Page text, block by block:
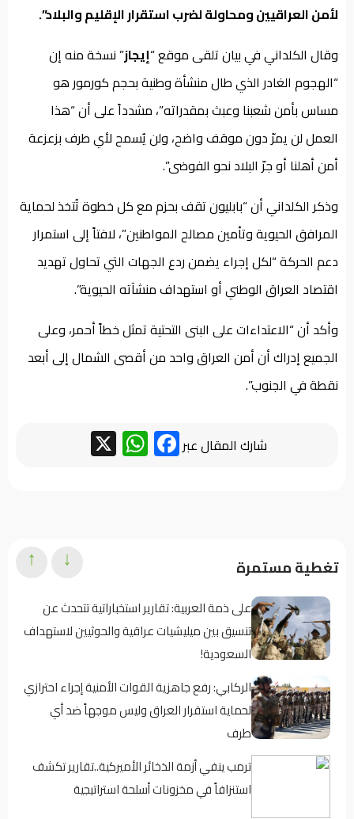
لأمن العراقيين ومحاولة لضرب استقرار الإقليم والبلاد”.
وقال الكلداني في بيان تلقى موقع “إيجاز” نسخة منه إن
“الهجوم الغادر الذي طال منشأة وطنية بحجم كورمور هو
مساس بأمن شعبنا وعبث بمقدراته”، مشدداً على أن “هذا
العمل لن يمرّ دون موقف واضح، ولن يُسمح لأي طرف بزعزعة
أمن أهلنا أو جرّ البلاد نحو الفوضى”.
وذكر الكلداني أن “بابليون تقف بحزم مع كل خطوة تُتخذ لحماية
المرافق الحيوية وتأمين مصالح المواطنين”، لافتاً إلى استمرار
دعم الحركة “لكل إجراء يضمن ردع الجهات التي تحاول تهديد
اقتصاد العراق الوطني أو استهداف منشآته الحيوية”.
وأكد أن “الاعتداءات على البنى التحتية تمثل خطاً أحمر، وعلى
الجميع إدراك أن أمن العراق واحد من أقصى الشمال إلى أبعد
نقطة في الجنوب”.
شارك المقال عبر Facebook
WhatsApp
تغطية مستمرة
على ذمة العربية: تقارير استخباراتية تتحدث عن
تنسيق بين ميليشيات عراقية والحوثيين لاستهداف
السعودية!
الركابي: رفع جاهزية القوات الأمنية إجراء احترازي
لحماية استقرار العراق وليس موجهاً ضد أي
طرف
ترمب ينفي أزمة الذخائر الأميركية..تقارير تكشف
استنزافاً في مخزونات أسلحة استراتيجية
↓
↑